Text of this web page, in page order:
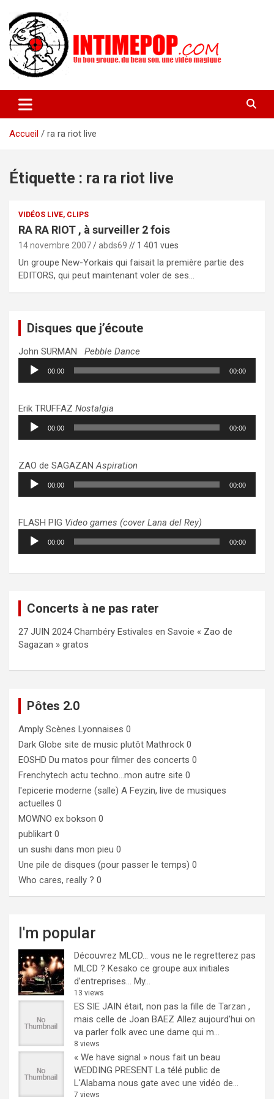
contenu
intimepop.com
actuelles pop rock, post-rock, indé sur Lyon. rock pop concert
lyon
Accueil
ra ra riot live
Étiquette : ra ra riot live
VIDÉOS LIVE, CLIPS
RA RA RIOT , à surveiller 2 fois
14 novembre 2007 abds69 // 1 401 vues
Un groupe New-Yorkais qui faisait la première partie des
EDITORS, qui peut maintenant voler de ses…
Disques que j’écoute
John SURMAN Pebble Dance
Lecteur
audio
00:00 00:00
Erik TRUFFAZ Nostalgia
Lecteur
audio
00:00 00:00
ZAO de SAGAZANAspiration
Lecteur
audio
00:00 00:00
FLASH PIG Video games (cover Lana del Rey)
Lecteur
audio
00:00 00:00
Concerts à ne pas rater
27 JUIN 2024 Chambéry Estivales en Savoie « Zao de
Sagazan » gratos
Pôtes 2.0
Amply Scènes Lyonnaises 0
Dark Globe site de music plutôt Mathrock 0
EOSHD Du matos pour filmer des concerts 0
Frenchytech actu techno…mon autre site 0
l'epicerie moderne (salle) A Feyzin, live de musiques
actuelles 0
MOWNO ex bokson 0
publikart 0
un sushi dans mon pieu 0
Une pile de disques (pour passer le temps) 0
Who cares, really ? 0
I'm popular
Découvrez MLCD… vous ne le regretterez pas
MLCD ? Kesako ce groupe aux initiales
d’entreprises… My...
13 views
ES SIE JAIN était, non pas la fille de Tarzan ,
mais celle de Joan BAEZ Allez aujourd'hui on
va parler folk avec une dame qui m...
8 views
« We have signal » nous fait un beau
WEDDING PRESENT La télé public de
L'Alabama nous gate avec une vidéo de...
7 views